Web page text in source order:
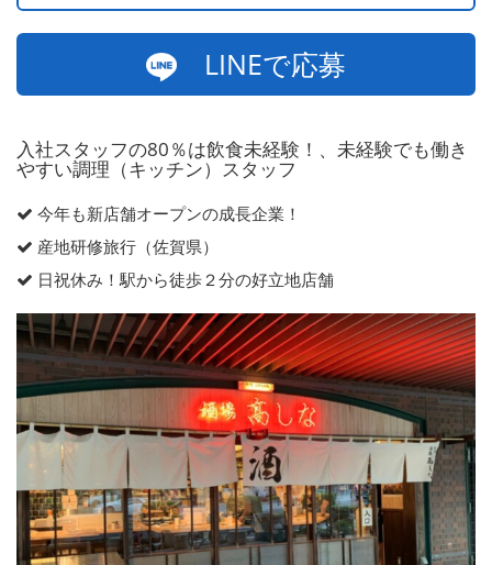
LINEで応募
入社スタッフの80％は飲食未経験！、未経験でも働き
やすい調理（キッチン）スタッフ
今年も新店舗オープンの成長企業！
産地研修旅行（佐賀県）
日祝休み！駅から徒歩２分の好立地店舗